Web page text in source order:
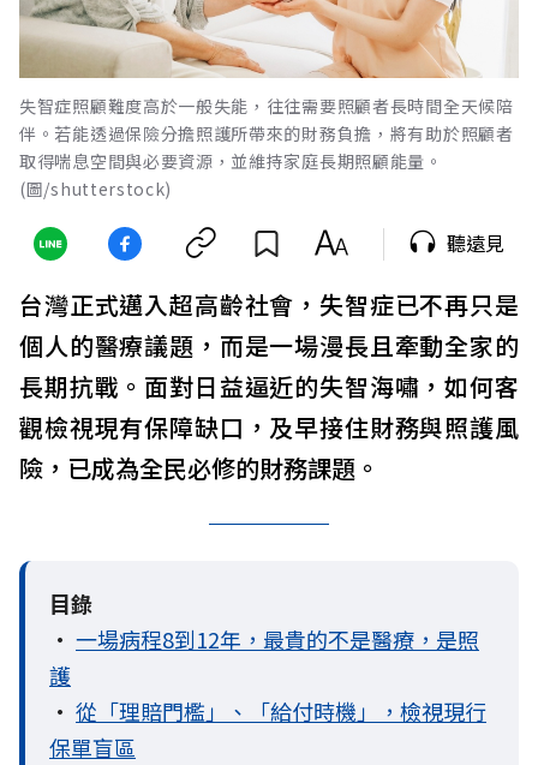
失智症照顧難度高於一般失能，往往需要照顧者長時間全天候陪
伴。若能透過保險分擔照護所帶來的財務負擔，將有助於照顧者
取得喘息空間與必要資源，並維持家庭長期照顧能量。
(圖/shutterstock)
聽遠見
台灣正式邁入超高齡社會，失智症已不再只是
個人的醫療議題，而是一場漫長且牽動全家的
長期抗戰。面對日益逼近的失智海嘯，如何客
觀檢視現有保障缺口，及早接住財務與照護風
險，已成為全民必修的財務課題。
目錄
• 一場病程8到12年，最貴的不是醫療，是照
護
• 從「理賠門檻」、「給付時機」，檢視現行
保單盲區